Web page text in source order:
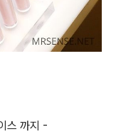
스 까지 -